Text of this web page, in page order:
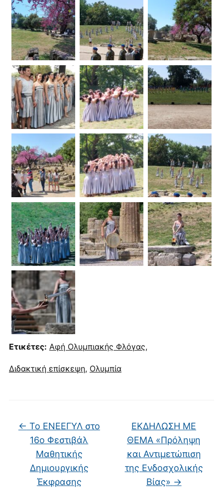
Ετικέτες: Αφή Ολυμπιακής Φλόγας,
Διδακτική επίσκεψη, Ολυμπία
← Το ΕΝΕΕΓΥΛ στο
16ο Φεστιβάλ
Μαθητικής
Δημιουργικής
Έκφρασης
ΕΚΔΗΛΩΣΗ ΜΕ
ΘΕΜΑ «Πρόληψη
και Αντιμετώπιση
της Ενδοσχολικής
Βίας» →